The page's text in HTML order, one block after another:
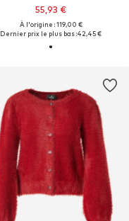
55,93 €
À l'origine : 119,00 €
Dernier prix le plus bas :42,45 €